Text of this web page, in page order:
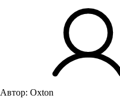
Автор: Oxton